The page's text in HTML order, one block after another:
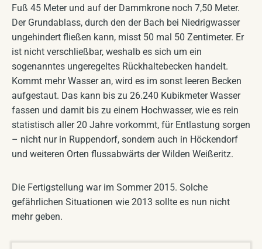
Fuß 45 Meter und auf der Dammkrone noch 7,50 Meter.
Der Grundablass, durch den der Bach bei Niedrigwasser
ungehindert fließen kann, misst 50 mal 50 Zentimeter. Er
ist nicht verschließbar, weshalb es sich um ein
sogenanntes ungeregeltes Rückhaltebecken handelt.
Kommt mehr Wasser an, wird es im sonst leeren Becken
aufgestaut. Das kann bis zu 26.240 Kubikmeter Wasser
fassen und damit bis zu einem Hochwasser, wie es rein
statistisch aller 20 Jahre vorkommt, für Entlastung sorgen
– nicht nur in Ruppendorf, sondern auch in Höckendorf
und weiteren Orten flussabwärts der Wilden Weißeritz.
Die Fertigstellung war im Sommer 2015. Solche
gefährlichen Situationen wie 2013 sollte es nun nicht
mehr geben.